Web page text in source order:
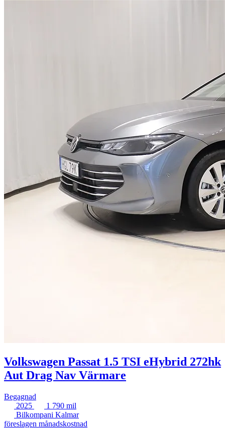
Volkswagen Passat 1.5 TSI eHybrid 272hk
Aut Drag Nav Värmare
Begagnad
2025
1 790 mil
Bilkompani Kalmar
föreslagen månadskostnad